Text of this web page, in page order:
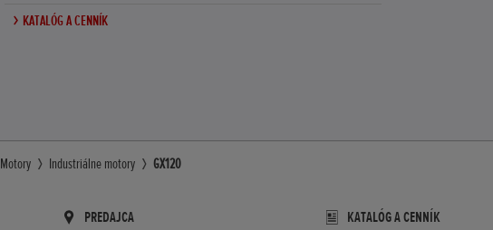
KATALÓG A CENNÍK
Motory Industriálne motory GX120
PREDAJCA KATALÓG A CENNÍK